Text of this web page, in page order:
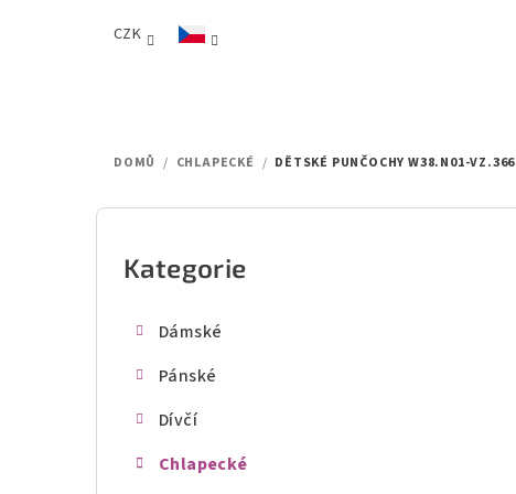
CZK
DOMŮ / CHLAPECKÉ / DĚTSKÉ PUNČOCHY W38.N01-VZ.366
Přeskočit
kategorie
Kategorie
Dámské
Pánské
Dívčí
Chlapecké